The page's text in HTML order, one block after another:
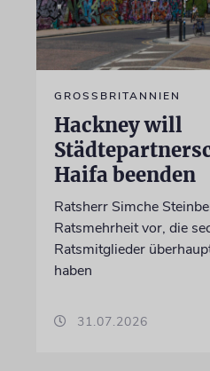
GROSSBRITANNIEN
Hackney will
Haifa beenden
Ratsherr Simche
Ratsmehrheit vor, die
Ratsmitglieder
haben
31.07.2026